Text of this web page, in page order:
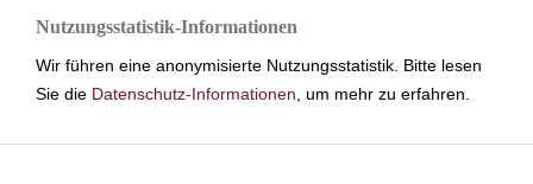
Nutzungsstatistik-Informationen
Wir führen eine anonymisierte Nutzungsstatistik. Bitte lesen
Sie die Datenschutz-Informationen, um mehr zu erfahren.